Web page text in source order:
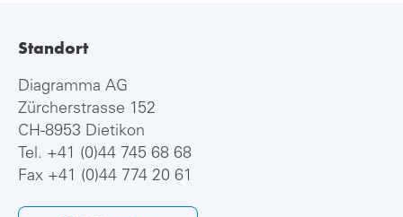
Standort
Diagramma AG
Zürcherstrasse 152
CH-8953 Dietikon
Tel. +41 (0)44 745 68 68
Fax +41 (0)44 774 20 61